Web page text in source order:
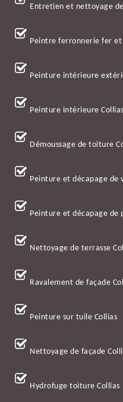
Entretien et nettoyage
Peintre ferronnerie fer et
Peinture intérieure
Peinture intérieure Collias
Démoussage de toiture
Peinture et décapage de
Peinture et décapage de
Nettoyage de terrasse
Ravalement de façade
Peinture sur tuile Collias
Nettoyage de façade
Hydrofuge toiture Collias